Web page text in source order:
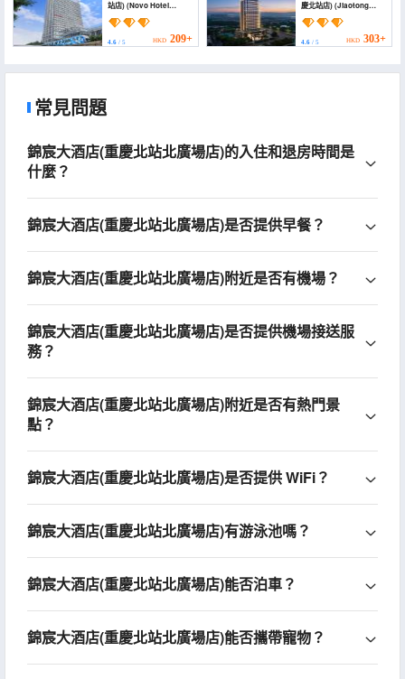
站店) (Novo Hotel
(Chongqing North
Railway Station))
4.6 / 5 HKD 209+
慶北站店) (Jiaotong
Kaitou Conference
Center)
4.6/ 5 HKD 303+
常見問題
錦宸大酒店(重慶北站北廣場店)的入住和退房時間是
什麼？
錦宸大酒店(重慶北站北廣場店)是否提供早餐？
錦宸大酒店(重慶北站北廣場店)附近是否有機場？
錦宸大酒店(重慶北站北廣場店)是否提供機場接送服
務？
錦宸大酒店(重慶北站北廣場店)附近是否有熱門景
點？
錦宸大酒店(重慶北站北廣場店)是否提供 WiFi？
錦宸大酒店(重慶北站北廣場店)有游泳池嗎？
錦宸大酒店(重慶北站北廣場店)能否泊車？
錦宸大酒店(重慶北站北廣場店)能否攜帶寵物？